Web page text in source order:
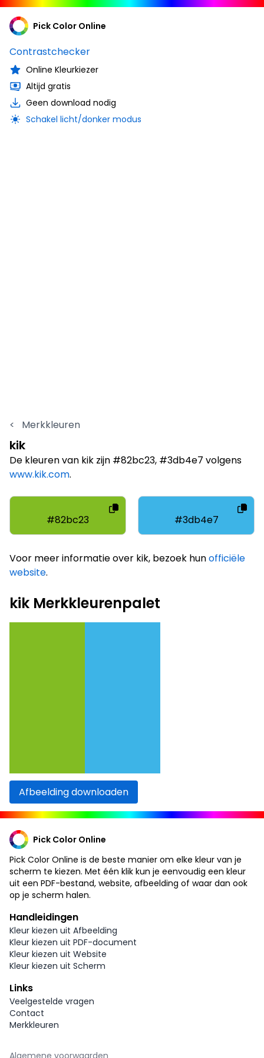
Pick Color Online
Contrastchecker
Online Kleurkiezer
Altijd gratis
Geen download nodig
Schakel licht/donker modus
< Merkkleuren
kik
De kleuren van kik zijn #82bc23, #3db4e7 volgens
www.kik.com.
#82bc23 #3db4e7
Voor meer informatie over kik, bezoek hunofficiële
website.
kik Merkkleurenpalet
Afbeelding downloaden
Pick Color Online
Pick Color Online is de beste manier om elke kleur van je
scherm te kiezen. Met één klik kun je eenvoudig een kleur
uit een PDF-bestand, website, afbeelding of waar dan ook
op je scherm halen.
Handleidingen
Kleur kiezen uit Afbeelding
Kleur kiezen uit PDF-document
Kleur kiezen uit Website
Kleur kiezen uit Scherm
Links
Veelgestelde vragen
Contact
Merkkleuren
Algemene voorwaarden